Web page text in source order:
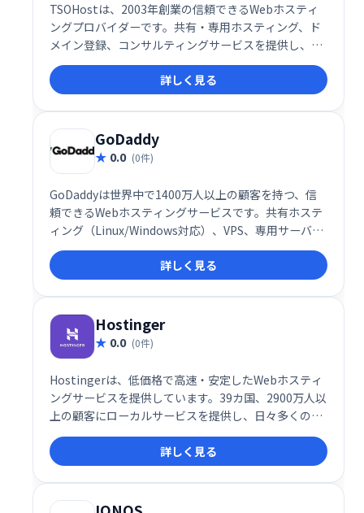
TSOHostは、2003年創業の信頼できるWebホスティ
ングプロバイダーです。共有・専用ホスティング、ド
メイン登録、コンサルティングサービスを提供し、2
万以上のウェブサイトをホストしています。手頃な価
格と強力なサポート体制で、安定したWeb運用を支援
します。英国のサーバーを使用し、過去5年間で堅実
な成長を遂げています。
詳しく見る
GoDaddy
0.0 (0件)
GoDaddyは世界中で1400万人以上の顧客を持つ、信
頼できるWebホスティングサービスです。共有ホステ
ィング（Linux/Windows対応）、VPS、専用サーバ
ー、WordPressホスティングなど、様々なプランを提
供。無料ドメイン、SSDストレージ、毎日バックアッ
プなど、充実した機能でウェブサイト運営をサポート
します。初心者から上級者まで、ニーズに合わせたプ
ランを選べます。
詳しく見る
Hostinger
0.0 (0件)
Hostingerは、低価格で高速・安定したWebホスティ
ングサービスを提供しています。39カ国、2900万人以
上の顧客にローカルサービスを提供し、日々多くの新
規顧客を獲得しています。シンプルで使いやすいサー
ビスで、Web開発者の負担を軽減します。世界中で信
頼されるWebホスティングを探しているなら、
Hostingerが最適です。
詳しく見る